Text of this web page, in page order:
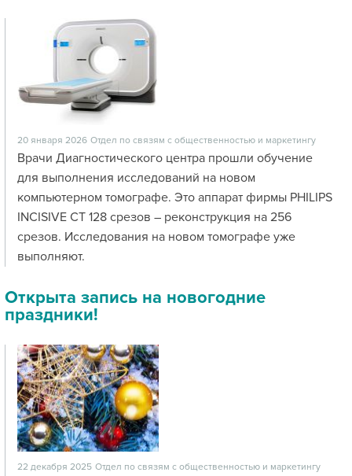
20 января 2026 Отдел по связям с общественностью и маркетингу
Врачи Диагностического центра прошли обучение
для выполнения исследований на новом
компьютерном томографе. Это аппарат фирмы PHILIPS
INCISIVE CT 128 срезов – реконструкция на 256
срезов. Исследования на новом томографе уже
выполняют.
Открыта запись на новогодние
праздники!
22 декабря 2025 Отдел по связям с общественностью и маркетингу